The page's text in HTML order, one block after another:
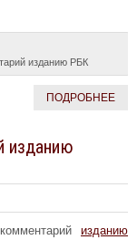
изданию РБК
ПОДРОБНЕЕ
изданию
изданию